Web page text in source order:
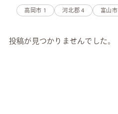
高岡市 1 河北郡 4 富山市
投稿が見つかりませんでした。